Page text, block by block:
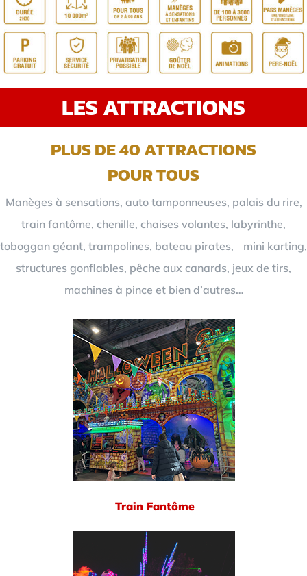
LES ATTRACTIONS
PLUS DE 40 ATTRACTIONS
POUR TOUS
Manèges à sensations, auto tamponneuses, palais du rire,
train fantôme, chenille, chaises volantes, labyrinthe,
toboggan géant, trampolines, bateau pirates, mini karting,
structures gonflables, pêche aux canards, jeux de tirs,
machines à pince et bien d’autres…
Train Fantôme